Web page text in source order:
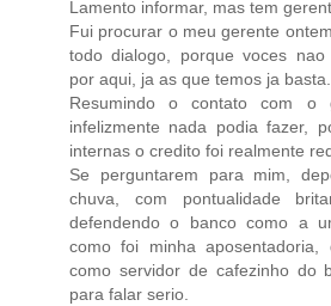
Lamento informar, mas tem
Fui procurar o meu gerente
todo dialogo, porque voces
por aqui, ja as que temos ja basta.
Resumindo o contato com o
infelizmente nada podia fazer,
internas o credito foi realmente
Se perguntarem para mim,
chuva, com pontualidade
defendendo o banco como a
como foi minha
como servidor de cafezinho do
para falar serio.